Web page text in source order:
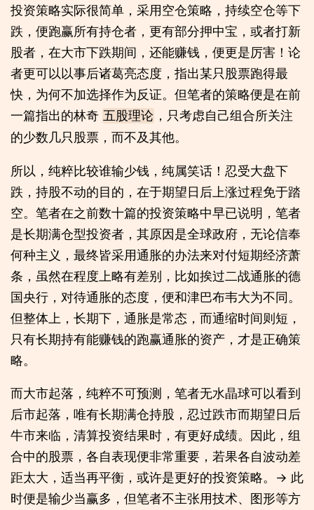
投资策略实际很简单，采用空仓策略，持续空仓等下
跌，便跑赢所有持仓者，更有部分押中宝，或者打新
股者，在大市下跌期间，还能赚钱，便更是厉害！论
者更可以以事后诸葛亮态度，指出某只股票跑得最
快，为何不加选择作为反证。但笔者的策略便是在前
一篇指出的林奇 五股理论 ，只考虑自己组合所关注
的少数几只股票，而不及其他。
所以，纯粹比较谁输少钱，纯属笑话！忍受大盘下
跌，持股不动的目的，在于期望日后上涨过程免于踏
空。笔者在之前数十篇的投资策略中早已说明，笔者
是长期满仓型投资者，其原因是全球政府，无论信奉
何种主义，最终皆采用通胀的办法来对付短期经济萧
条，虽然在程度上略有差别，比如挨过二战通胀的德
国央行，对待通胀的态度，便和津巴布韦大为不同。
但整体上，长期下，通胀是常态，而通缩时间则短，
只有长期持有能赚钱的跑赢通胀的资产，才是正确策
略。
而大市起落，纯粹不可预测，笔者无水晶球可以看到
后市起落，唯有长期满仓持股，忍过跌市而期望日后
牛市来临，清算投资结果时，有更好成绩。因此，组
合中的股票，各自表现便非常重要，若果各自波动差
距太大，适当再平衡，或许是更好的投资策略。→ 此
时便是输少当赢多，但笔者不主张用技术、图形等方